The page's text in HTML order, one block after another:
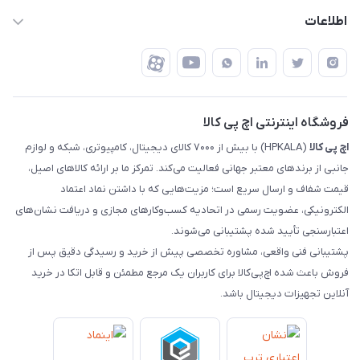
تهران - طبقه سوم تجاری - پلاک 11014
ضمانت اصالت کالا
رهگیری مرسولات پست
رهگیری مرسولات چاپار
رهگیری مرسولات ماهکس
اطلاعات
درباره ما
تماس با ما
فروشگاه اینترنتی اچ پی کالا
اچ‌ پی‌ کالا
(HPKALA) با بیش از ۷۰۰۰ کالای دیجیتال، کامپیوتری، شبکه و لوازم
جانبی از برندهای معتبر جهانی فعالیت می‌کند. تمرکز ما بر ارائه کالاهای اصیل،
قیمت شفاف و ارسال سریع است؛ مزیت‌هایی که با داشتن نماد اعتماد
الکترونیکی، عضویت رسمی در اتحادیه کسب‌وکارهای مجازی و دریافت نشان‌های
اعتبارسنجی تأیید شده پشتیبانی می‌شوند.
پشتیبانی فنی واقعی، مشاوره تخصصی پیش از خرید و رسیدگی دقیق پس از
فروش باعث شده اچ‌پی‌کالا برای کاربران یک مرجع مطمئن و قابل اتکا در خرید
آنلاین تجهیزات دیجیتال باشد.